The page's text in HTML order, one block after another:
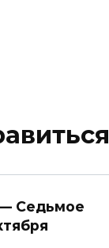
Седьмое